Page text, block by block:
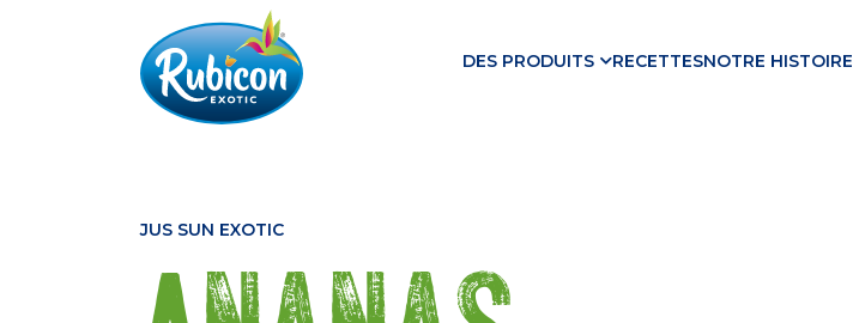
DES PRODUITS RECETTESNOTRE HISTOIRE
JUS SUN EXOTIC